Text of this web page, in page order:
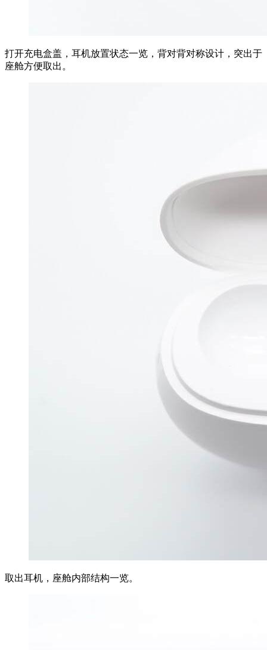
打开充电盒盖，耳机放置状态一览，背对背对称设计，突出于
座舱方便取出。
取出耳机，座舱内部结构一览。